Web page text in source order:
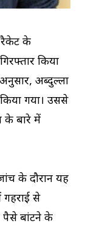
रैकेट के
किया
अब्दुल्ला
गया। उससे
के बारे में
के दौरान यह
गहराई से
पैसे बांटने के